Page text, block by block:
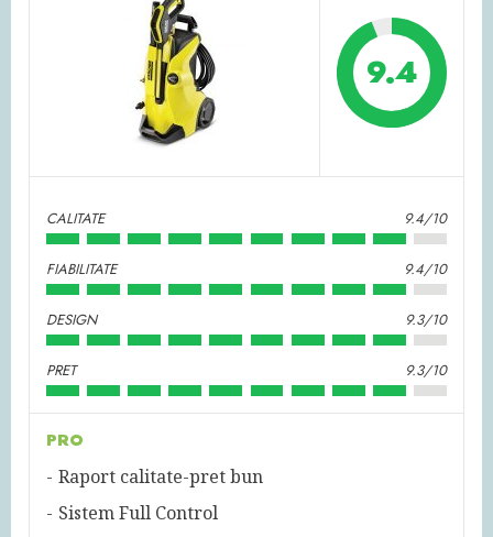
9.4
CALITATE 9.4/10
FIABILITATE 9.4/10
DESIGN 9.3/10
PRET 9.3/10
PRO
Raport calitate-pret bun
Sistem Full Control